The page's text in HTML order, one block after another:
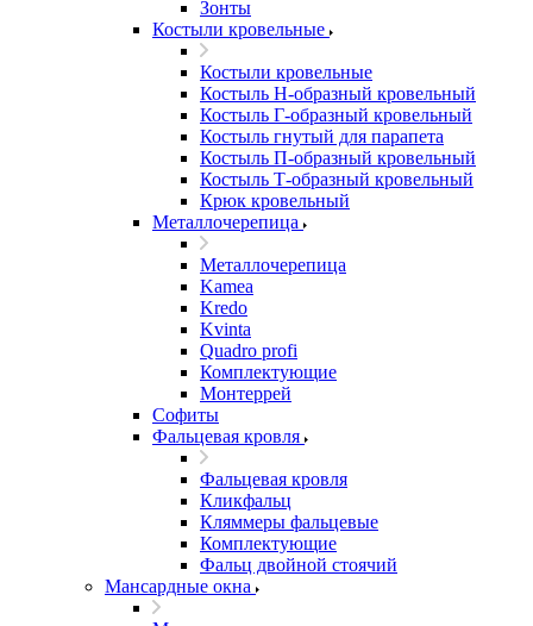
Зонты
Костыли кровельные
Костыли кровельные
Костыль H-образный кровельный
Костыль Г-образный кровельный
Костыль гнутый для парапета
Костыль П-образный кровельный
Костыль Т-образный кровельный
Крюк кровельный
Металлочерепица
Металлочерепица
Kamea
Kredo
Kvinta
Quadro profi
Комплектующие
Монтеррей
Софиты
Фальцевая кровля
Фальцевая кровля
Кликфальц
Кляммеры фальцевые
Комплектующие
Фальц двойной стоячий
Мансардные окна